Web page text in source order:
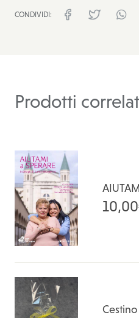
CONDIVIDI:
Prodotti
10,00